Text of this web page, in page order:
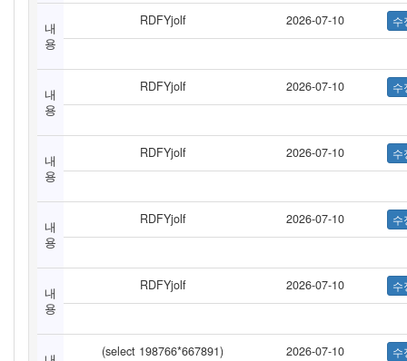
내
용
RDFYjolf 2026-07-10
내
용
RDFYjolf 2026-07-10
내
용
RDFYjolf 2026-07-10
내
용
RDFYjolf 2026-07-10
내
용
RDFYjolf 2026-07-10
(select 198766*667891) 2026-07-10